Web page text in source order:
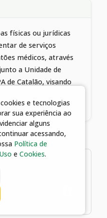
físicas ou jurídicas
de serviços
médicos, através
a Unidade de
de Catalão, visando
- GO
DE
130/2021
e tecnologias
sua experiência ao
alguns
acessando,
Política de
e Cookies.